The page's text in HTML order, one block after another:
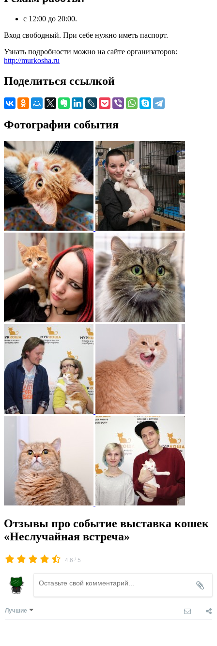
с 12:00 до 20:00.
Вход свободный. При себе нужно иметь паспорт.
Узнать подробности можно на сайте организаторов:
http://murkosha.ru
Поделиться ссылкой
Фотографии события
Отзывы про событие выставка кошек
«Неслучайная встреча»
4.6 / 5
Лучшие